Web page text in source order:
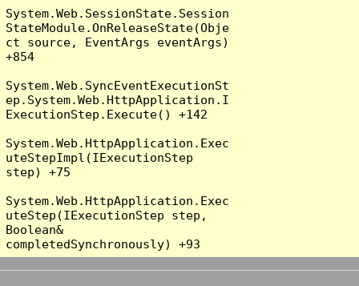
System.Web.SessionState.Session
StateModule.OnReleaseState(Obje
ct source, EventArgs eventArgs)
+854
System.Web.SyncEventExecutionSt
ep.System.Web.HttpApplication.I
ExecutionStep.Execute() +142
System.Web.HttpApplication.Exec
uteStepImpl(IExecutionStep
step) +75
System.Web.HttpApplication.Exec
uteStep(IExecutionStep step,
Boolean&